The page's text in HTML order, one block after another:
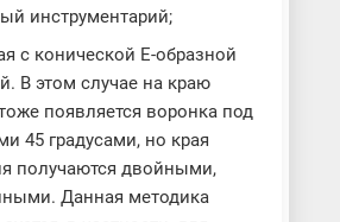
инструментарий;
с конической Е-образной
В этом случае на краю
появляется воронка под
45 градусами, но края
получаются двойными,
Данная методика